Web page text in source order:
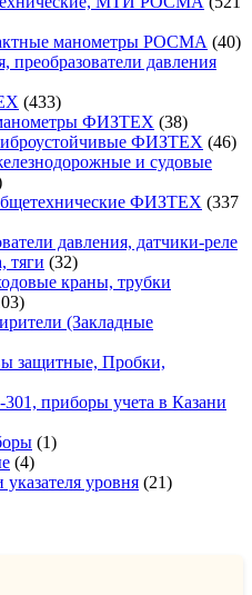
манометры РОСМА 4040
преобразователи давления
433433
товараФИЗТЕХ 3838
товаров
ФИЗТЕХ 4646
и судовые
ФИЗТЕХ 337
давления, датчики-реле
тяги 3232
товара
краны, трубки
103
товара(Закладные
защитные, Пробки,
приборы учета в Казани
11
44
товара уровня 2121